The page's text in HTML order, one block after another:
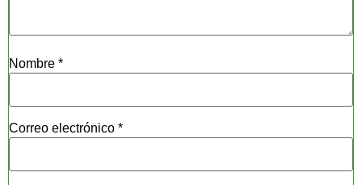
Nombre *
Correo electrónico *